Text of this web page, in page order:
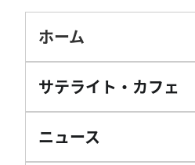
ホーム
サテライト・カフェ
ニュース